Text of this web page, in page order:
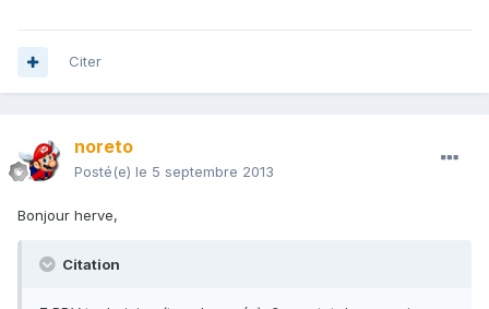
Citer
noreto
Posté(e) le 5 septembre 2013
Bonjour herve,
Citation